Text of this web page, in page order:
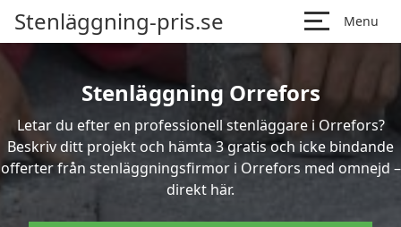
Stenläggning-pris.se Menu
Stenläggning Orrefors
Letar du efter en professionell stenläggare i Orrefors?
Beskriv ditt projekt och hämta 3 gratis och icke bindande
offerter från stenläggningsfirmor i Orrefors med omnejd –
direkt här.